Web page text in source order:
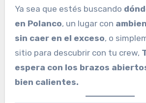
Ya sea que estés buscando
en Polanco, un lugar con
sin caer en el exceso, o
sitio para descubrir con tu crew,
espera con los brazos
bien calientes.